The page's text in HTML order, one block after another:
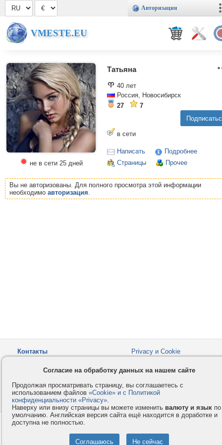
Авторизация
VMESTE.EU
не в сети 25 дней
Татьяна
40 лет
Россия, Новосибирск
27
7
в сети
Написать
Подробнее
Страницы
Прочее
Вы не авторизованы. Для полного просмотра этой информации
необходимо авторизация.
Контакты
Privacy и Cookie
Как оплатить
Форумы
© 2008-2026VMESTE.EU
Согласие на обработку данных на нашем сайте
Продолжая просматривать страницу, вы соглашаетесь с
использованием файлов «Cookie» и с Политикой
конфиденциальности «Privacy».
Наверху или внизу страницы вы можете изменить валюту и язык по
умолчанию. Английская версия сайта ещё находится в доработке и
доступна не полностью.